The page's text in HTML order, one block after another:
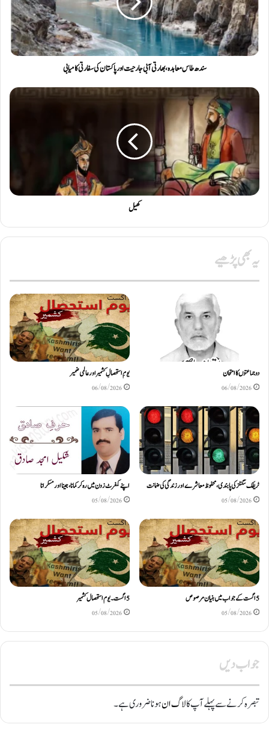
سندھ طاس معاہدہ، بھارتی آبی جارحیت اور پاکستان کی سفارتی کامیابی
کھیل
یہ بھی پڑھیے
دو جماعتوں کا امتحان
06/08/2026
یومِ استحصالِ کشمیر اور عالمی ضمیر
06/08/2026
ٹریفک سگنلز کی پابندی، محفوظ معاشرے اور زندگی کی ضمانت
05/08/2026
اپنے کمفرٹ زون میں رہ کر کمانا، جینا اور مسکرانا
05/08/2026
5اگست کے جواب میں بنیان مرصوص
05/08/2026
5اگست۔ یوم استحصال کشمیر
05/08/2026
جواب دیں
تبصرہ کرنے سے پہلے آپ کالاگ انہونا ضروری ہے۔